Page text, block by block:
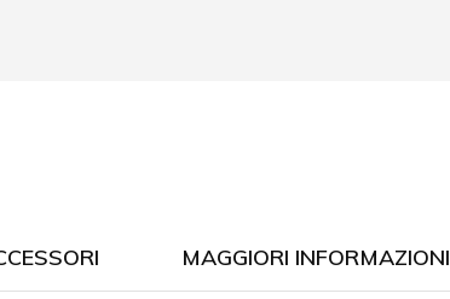
MAGGIORI INFORMAZIONI